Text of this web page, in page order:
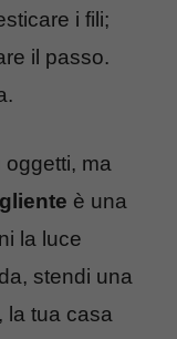
i fili;
il passo.
oggetti, ma
è una
la luce
stendi una
la tua casa